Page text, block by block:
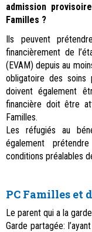
admission
Familles ?
Ils peuvent
financièrement de
(EVAM) depuis au
obligatoire des soins
doivent également
financière doit être
Familles.
Les réfugiés au
également
conditions préalables
PC Familles et
Le parent qui a la
Garde partagée: